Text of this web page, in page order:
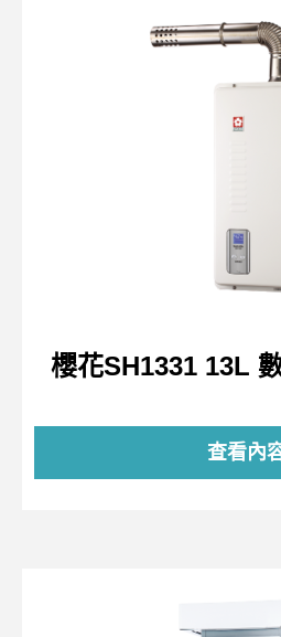
櫻花SH1331 13L
查看內